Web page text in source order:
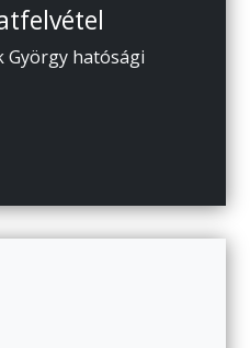
György hatósági